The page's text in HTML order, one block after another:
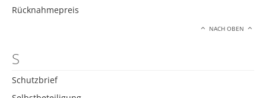
Rücknahmepreis
NACH OBEN
S
Schutzbrief